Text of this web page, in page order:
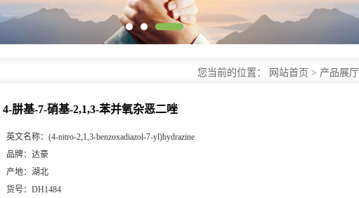
您当前的位置： 网站首页 > 产品展厅
4-肼基-7-硝基-2,1,3-苯并氧杂恶二唑
英文名称： (4-nitro-2,1,3-benzoxadiazol-7-yl)hydrazine
品牌： 达豪
产地： 湖北
货号： DH1484